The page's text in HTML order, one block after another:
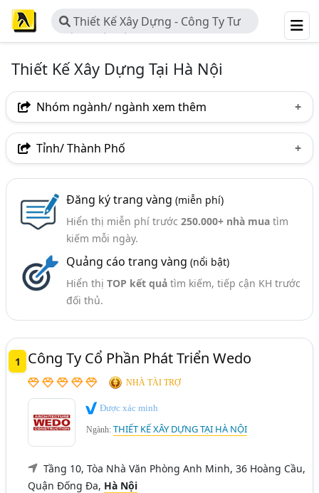
Thiết Kế Xây Dựng - Công Ty Tư
Vấn Thiết Kế Xây Dựng
Thiết Kế Xây Dựng Tại Hà Nội
Nhóm ngành/ ngành xem thêm
Ngành nghề
Nhóm ngành nghề
Xây Dựng - Tư Vấn Lập Dự Án Xây Dựng (84)
Ngành xem thêm
Thiết Kế Nội Thất - Công Ty Thiết Kế Và Thi Công Nội
Kiến Trúc - Thiết Kế Kiến Trúc (585)
Xây Dựng - Quản Lý Và Giám Sát (310)
Tỉnh/ Thành Phố
Tp. Đà Nẵng
TP. Hải Phòng
Lâm Đồng
Bình Dương
Đồng Tháp
Điện Biên
An Giang Phú Thọ
Bắc Ninh
Vĩnh Phúc
Bà Rịa-Vũng Tàu
Bình Thuận
Khánh Hòa
Hà Tĩnh Hòa Bình
Phú Yên
Thừa Thiên Huế
Quảng Ninh
Nghệ An
Quảng Trị
TP. Cần Thơ
Kiên Giang
Cà Mau Hải Dương
Bến Tre
Ninh Thuận
Quảng Nam
Hậu Giang
Tây Ninh
Đăng ký trang vàng (miễn phí)
Hiển thị miễn phí trước 250.000+ nhà muatìm
kiếm mỗi ngày.
Quảng cáo trang vàng (nổi bật)
Hiển thị TOP kết quảtìm kiếm, tiếp cận KH trước
đối thủ.
1 Công Ty Cổ Phần Phát Triển Wedo
NHÀ TÀI TRỢ
Được xác minh
Ngành:THIẾT KẾ XÂY DỰNG TẠI HÀ NỘI
Tầng 10, Tòa Nhà Văn Phòng Anh Minh, 36 Hoàng Cầu,
Quận Đống Đa, Hà Nội